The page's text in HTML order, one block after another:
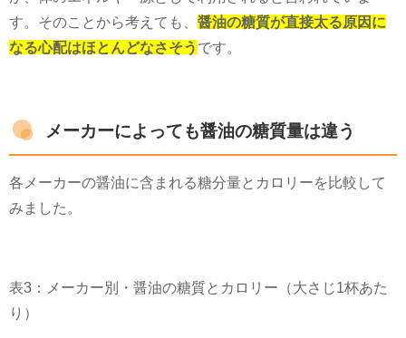
す。そのことから考えても、 醤油の糖質が直接太る原因に
なる心配はほとんどなさそう です。
メーカーによっても醤油の糖質量は違う
各メーカーの醤油に含まれる糖分量とカロリーを比較して
みました。
表3 ：メーカー別・醤油の糖質とカロリー（大さじ1杯あた
り）